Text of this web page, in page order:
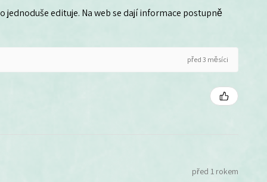
jednoduše edituje. Na web se dají informace postupně
před 3 měsíci
před 1 rokem